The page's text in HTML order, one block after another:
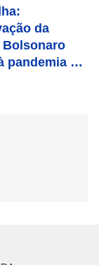
da
Bolsonaro
pandemia cai